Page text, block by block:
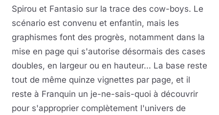
Spirou et Fantasio sur la trace des cow-boys. Le
scénario est convenu et enfantin, mais les
graphismes font des progrès, notamment dans la
mise en page qui s'autorise désormais des cases
doubles, en largeur ou en hauteur... La base reste
tout de même quinze vignettes par page, et il
reste à Franquin un je-ne-sais-quoi à découvrir
pour s'approprier complètement l'univers de